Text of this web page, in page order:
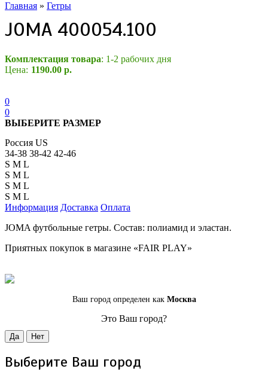
Главная » Гетры
JOMA 400054.100
Комплектация товара: 1-2 рабочих дня
Цена: 1190.00 р.
0
0
ВЫБЕРИТЕ РАЗМЕР
Россия US
34-38 38-42 42-46
S M L
S M L
S M L
S M L
Информация Доставка Оплата
JOMA футбольные гетры. Состав: полиамид и эластан.
Приятных покупок в магазине «FAIR PLAY»
Ваш город определен как Москва
Это Ваш город?
Да Нет
Выберите Ваш город